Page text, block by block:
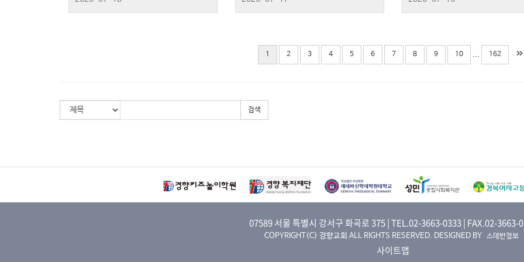
1 2 3 4 5 6 7 8 9 10 ... 162
검색
07589 서울 특별시 강서구 화곡로 375 | TEL.02-3663-0333 | FAX.02-3663-
COPYRIGHT(C) 경향교회 ALL RIGHTS RESERVED. DESIGNED BY 스데반정보
사이트맵